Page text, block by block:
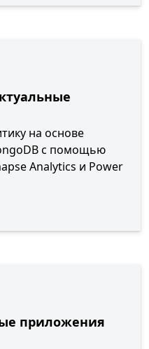
на основе
с помощью
Analytics и Power
приложения